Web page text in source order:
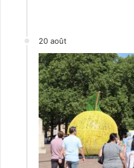
20 août